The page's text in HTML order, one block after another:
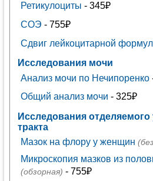
Ретикулоциты - 345₽
СОЭ - 755₽
Сдвиг лейкоцитарной
Исследования мочи
Анализ мочи по Нечипоренко
Общий анализ мочи - 325₽
Исследования отделяемого
тракта
Мазок на флору у женщин
Микроскопия мазков из
(обзорная) - 755₽